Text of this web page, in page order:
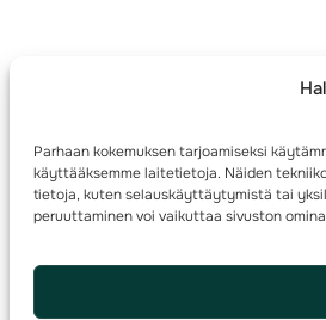
Parhaan kokemuksen tarjoamiseksi
käyttääksemme laitetietoja. Näiden
tietoja, kuten selauskäyttäytymistä tai
peruuttaminen voi vaikuttaa sivuston